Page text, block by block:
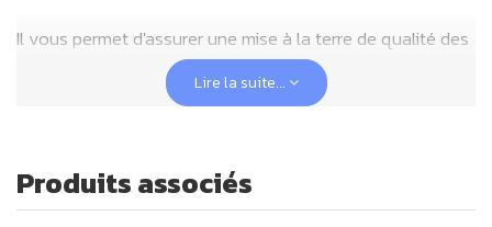
Il vous permet d'assurer une mise à la terre de qualité des
draps de Earthing Yshield. Ce piquet vous permet de
bénéficier d'une terre électriquement propre lorsque votre
Nous recommandons ce piquet de terre mobile pour la
mise à la terre des accessoires Yshield Earthing ES2/ES3.
Lire la suite...
Produits associés